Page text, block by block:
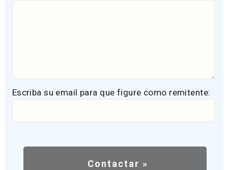
Escriba su email para que figure como remitente: